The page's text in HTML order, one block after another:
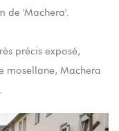
de 'Machera'.
précis exposé,
mosellane, Machera